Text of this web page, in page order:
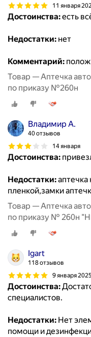
11 января
Достоинства:есть
Недостатки: нет
Комментарий:
Товар — Аптечка
по приказу №260н
Владимир А.
40 отзывов
14 января
Достоинства:
Недостатки:
пленкой,замки
Товар — Аптечка
по приказу № 260н
Igart
118 отзывов
9 января 2025
Достоинства:
специалистов.
Недостатки: Нет
помощи и